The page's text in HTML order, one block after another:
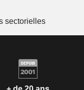
sectorielles